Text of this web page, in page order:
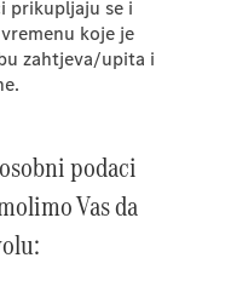
prikupljaju se i
koje je
zahtjeva/upita i
podaci
Vas da